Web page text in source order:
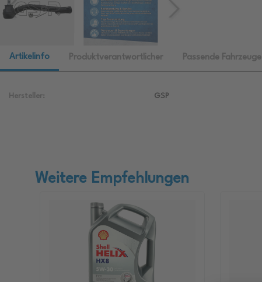
Artikelinfo Produktverantwortlicher Passende Fahrzeuge
Hersteller: GSP
Weitere Empfehlungen